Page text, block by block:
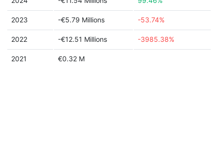
2023 -€5.79 Millions -53.74%
2022 -€12.51 Millions -3985.38%
2021 €0.32 M